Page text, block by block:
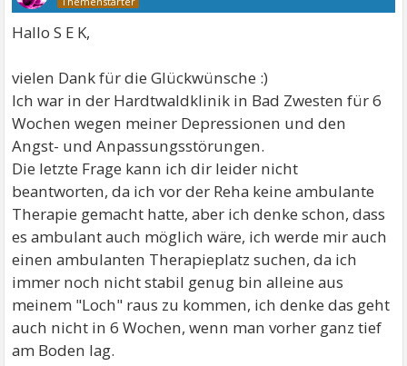
Hallo S E K,
vielen Dank für die Glückwünsche :)
Ich war in der Hardtwaldklinik in Bad Zwesten für 6
Wochen wegen meiner Depressionen und den
Angst- und Anpassungsstörungen.
Die letzte Frage kann ich dir leider nicht
beantworten, da ich vor der Reha keine ambulante
Therapie gemacht hatte, aber ich denke schon, dass
es ambulant auch möglich wäre, ich werde mir auch
einen ambulanten Therapieplatz suchen, da ich
immer noch nicht stabil genug bin alleine aus
meinem "Loch" raus zu kommen, ich denke das geht
auch nicht in 6 Wochen, wenn man vorher ganz tief
am Boden lag.